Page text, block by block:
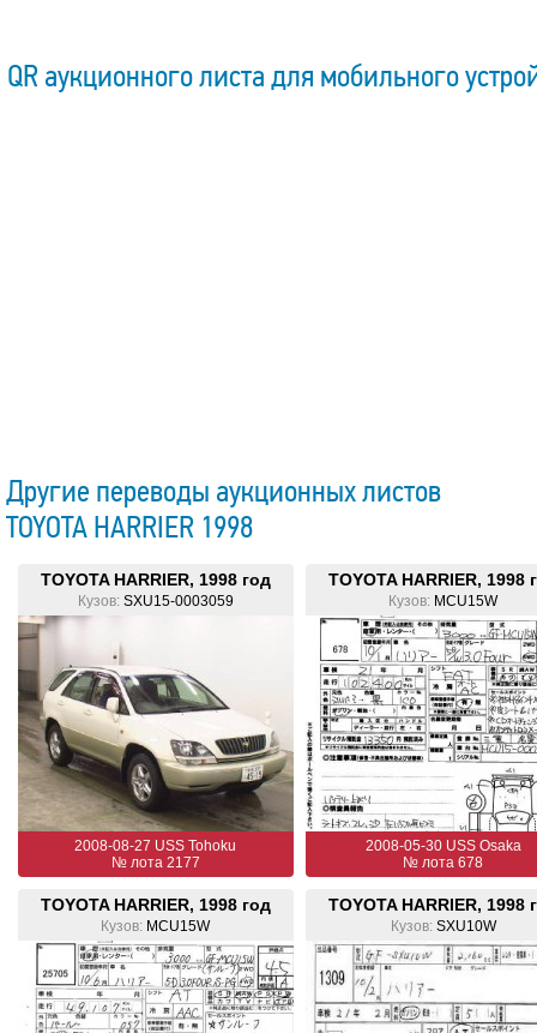
QR аукционного листа для мобильного
Другие переводы аукционных листов
TOYOTA HARRIER 1998
TOYOTA HARRIER, 1998 год
Кузов: SXU15-0003059
2008-08-27 USS Tohoku
№ лота 2177
TOYOTA HARRIER, 1998
Кузов: MCU15W
2008-05-30 USS Osaka
№ лота 678
TOYOTA HARRIER, 1998 год
Кузов: MCU15W
TOYOTA HARRIER, 1998
Кузов: SXU10W